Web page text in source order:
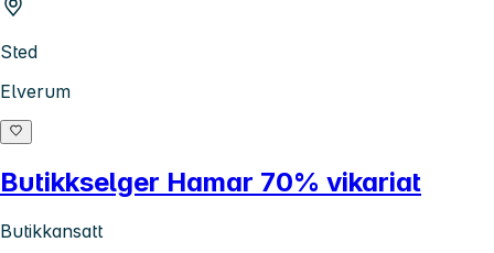
Sted
Elverum
Butikkselger Hamar 70% vikariat
Butikkansatt